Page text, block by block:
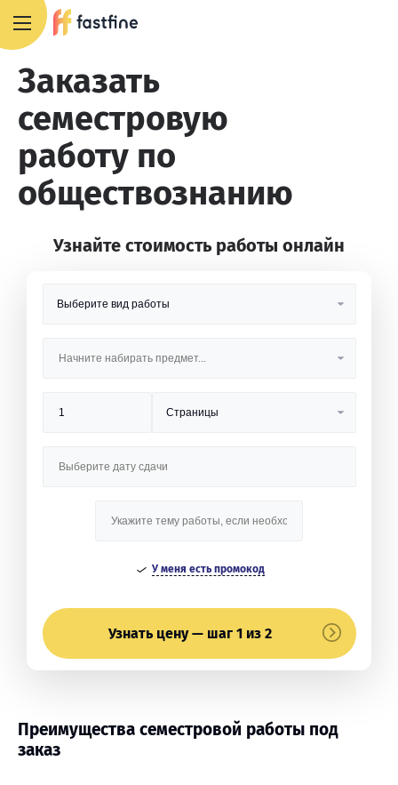
Заказать
семестровую
работу по
обществознанию
Узнайте стоимость работы онлайн
У меня есть промокод
Узнать цену — шаг 1 из 2
Преимущества семестровой работы под
заказ